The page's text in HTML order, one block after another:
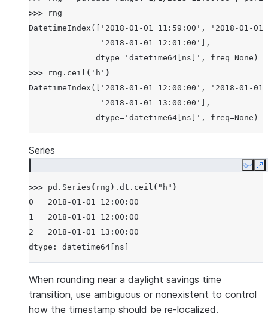
>>>
rng
DatetimeIndex(['2018-01-01 11:59:00', '2018-01-
               '2018-01-01 12:01:00'],
              dtype='datetime64[ns]', freq=None)
>>>
rng . ceil ( 'h' )
DatetimeIndex(['2018-01-01 12:00:00', '2018-01-
               '2018-01-01 13:00:00'],
              dtype='datetime64[ns]', freq=None)
Series
Copy
>>> pd . Series ( rng ) . dt . ceil ( "h" )
0   2018-01-01 12:00:00
1   2018-01-01 12:00:00
2   2018-01-01 13:00:00
dtype: datetime64[ns]
When rounding near a daylight savings time
transition, use ambiguous or nonexistent to control
how the timestamp should be re-localized.